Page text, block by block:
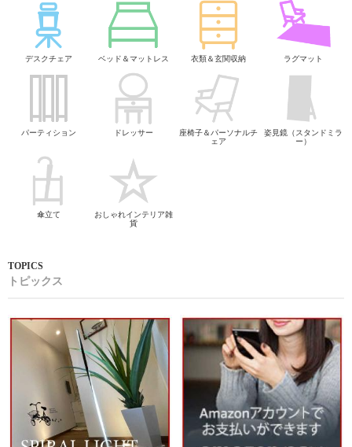
デスクチェア ベッド＆マットレス 衣類＆玄関収納 ラグマット
パーティション ドレッサー
座椅子＆パーソナルチ
ェア
姿見鏡（スタンドミラ
ー）
傘立て
おしゃれインテリア雑
貨
トピックス